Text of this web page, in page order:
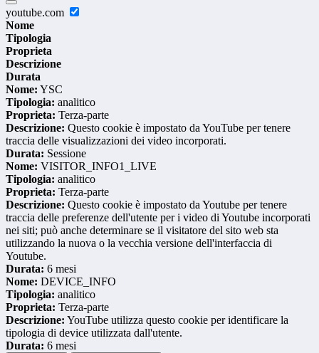
youtube.com
Nome
Tipologia
Proprieta
Descrizione
Durata
Nome: YSC
Tipologia: analitico
Proprieta: Terza-parte
Descrizione: Questo cookie è impostato da YouTube per tenere
traccia delle visualizzazioni dei video incorporati.
Durata: Sessione
Nome: VISITOR_INFO1_LIVE
Tipologia: analitico
Proprieta: Terza-parte
Descrizione: Questo cookie è impostato da Youtube per tenere
traccia delle preferenze dell'utente per i video di Youtube incorporati
nei siti; può anche determinare se il visitatore del sito web sta
utilizzando la nuova o la vecchia versione dell'interfaccia di
Youtube.
Durata: 6 mesi
Nome: DEVICE_INFO
Tipologia: analitico
Proprieta: Terza-parte
Descrizione: YouTube utilizza questo cookie per identificare la
tipologia di device utilizzata dall'utente.
Durata: 6 mesi